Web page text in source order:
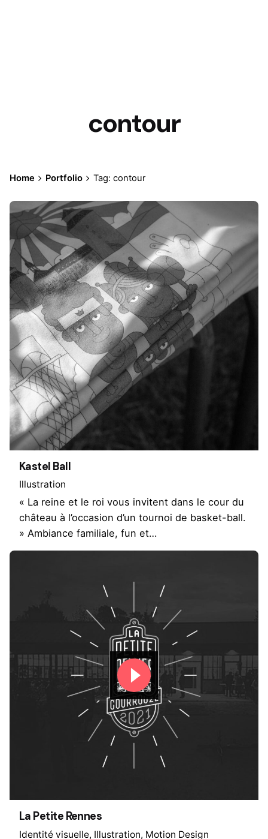
contour
Home Portfolio Tag: contour
Kastel Ball
Illustration
« La reine et le roi vous invitent dans le cour du
château à l’occasion d’un tournoi de basket-ball.
» Ambiance familiale, fun et…
La Petite Rennes
Identité visuelle Illustration Motion Design